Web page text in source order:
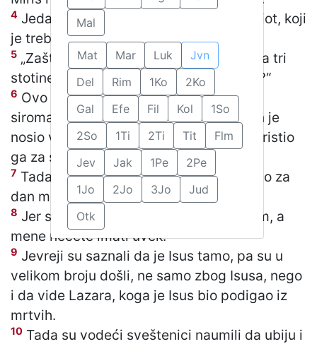
Mal
Mat Mar Luk
Jvn
Del
Rim 1Ko
2Ko
Gal
Efe Fil Kol
1So
2So
1Ti 2Ti Tit
Flm
Jev
Jak 1Pe
2Pe
1Jo
2Jo 3Jo
Jud
Otk
4 Jedan od Isusovih učenika, Juda Iskariot, koji
je trebalo da ga izda, reče:
5 „Zašto se to mirisno ulje nije prodalo za tri
stotine srebrnjaka i dalo se siromasima?“
6 Ovo nije rekao zato što je brinuo za
siromahe, nego zato što je bio lopov. On je
nosio vreću sa zajedničkim novcem i koristio
ga za sebe.
7 Tada Isus reče: „Ostavi je! Neka učini to za
dan mog pogreba.
8 Jer siromahe ćete uvek imati sa sobom, a
mene nećete imati uvek.“
9 Jevreji su saznali da je Isus tamo, pa su u
velikom broju došli, ne samo zbog Isusa, nego
i da vide Lazara, koga je Isus bio podigao iz
mrtvih.
10 Tada su vodeći sveštenici naumili da ubiju i